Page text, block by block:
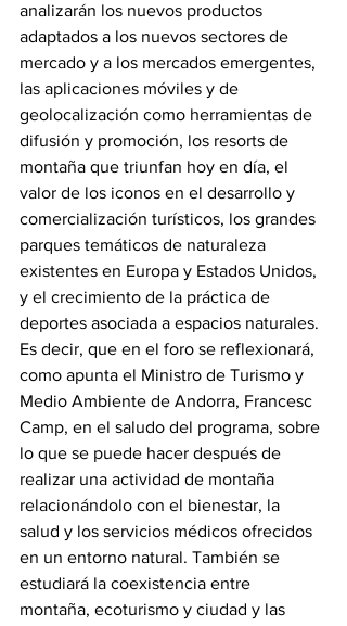
analizarán los nuevos productos
adaptados a los nuevos sectores de
mercado y a los mercados emergentes,
las aplicaciones móviles y de
geolocalización como herramientas de
difusión y promoción, los resorts de
montaña que triunfan hoy en día, el
valor de los iconos en el desarrollo y
comercialización turísticos, los grandes
parques temáticos de naturaleza
existentes en Europa y Estados Unidos,
y el crecimiento de la práctica de
deportes asociada a espacios naturales.
Es decir, que en el foro se reflexionará,
como apunta el Ministro de Turismo y
Medio Ambiente de Andorra, Francesc
Camp, en el saludo del programa, sobre
lo que se puede hacer después de
realizar una actividad de montaña
relacionándolo con el bienestar, la
salud y los servicios médicos ofrecidos
en un entorno natural. También se
estudiará la coexistencia entre
montaña, ecoturismo y ciudad y las